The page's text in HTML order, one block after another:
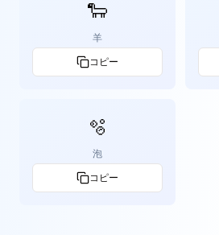
🐑
羊
コピー
🫧
泡
コピー